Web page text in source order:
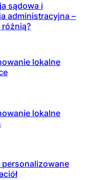
sądowa i
administracyjna –
lokalne
lokalne
personalizowane